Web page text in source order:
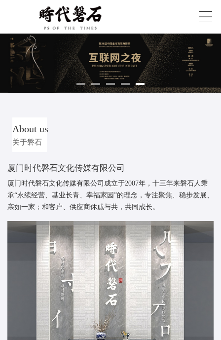
About us
关于磐石
厦门时代磐石文化传媒有限公司
厦门时代磐石文化传媒有限公司成立于2007年，十三年来磐石人秉
承“永续经营、基业长青、幸福家园”的理念，专注聚焦、稳步发展、
亲如一家；和客户、供应商休戚与共，共同成长。
光音响丨舞美影视丨品牌推介丨经纪上演丨等文化产业领域。沉淀
了磐石文化、澳洲磐石国际、时代云仓（灯光设备租赁）三个服务
时代磐石多年来与政府部门、主流媒体、大型国企及众多知名品牌
有着长期、深度的合作！每年成功策划并执行了近200场各种类型的
公关活动。